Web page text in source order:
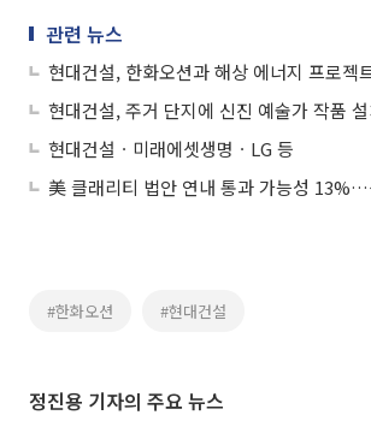
관련 뉴스
현대건설, 한화오션과 해상 에너지 프로젝
현대건설, 주거 단지에 신진 예술가 작품 설
현대건설ㆍ미래에셋생명ㆍLG 등
#한화오션 #현대건설
정진용 기자의 주요 뉴스